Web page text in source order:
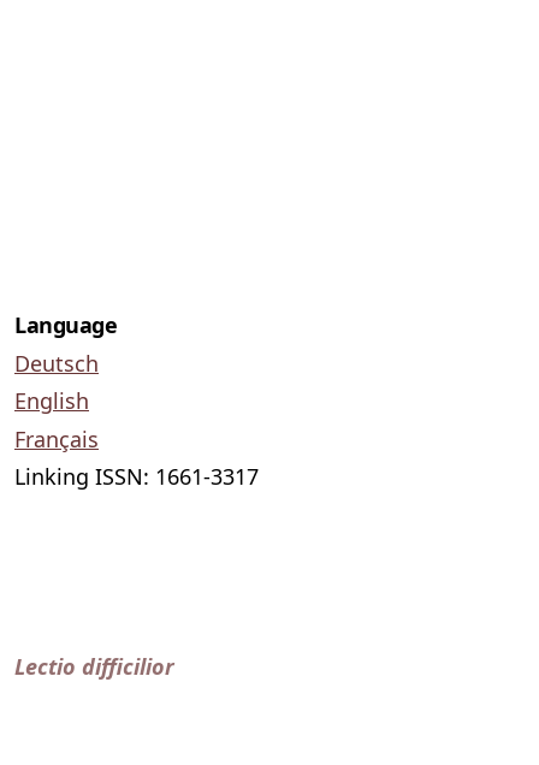
Language
Deutsch
English
Français
Linking ISSN: 1661-3317
Lectio difficilior